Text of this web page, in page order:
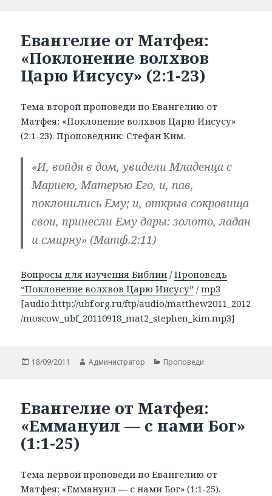
Евангелие от Матфея:
«Поклонение волхвов
Царю Иисусу» (2:1-23)
Тема второй проповеди по Евангелию от
Матфея: «Поклонение волхвов Царю Иисусу»
(2:1-23). Проповедник: Стефан Ким.
«И, войдя в дом, увидели Младенца с
Мариею, Матерью Его, и, пав,
поклонились Ему; и, открыв сокровища
свои, принесли Ему дары: золото, ладан
и смирну» (Матф.2:11)
Вопросы для изучения Библии /Проповедь
“Поклонение волхвов Царю Иисусу” /mp3
[audio:http://ubf.org.ru/ftp/audio/matthew2011_2012
/moscow_ubf_20110918_mat2_stephen_kim.mp3]
Опубликовано
18/09/2011 Автор
Администратор Рубрики
Проповеди
Евангелие от Матфея:
«Еммануил — с нами Бог»
(1:1-25)
Тема первой проповеди по Евангелию от
Матфея: «Еммануил — с нами Бог» (1:1-25).